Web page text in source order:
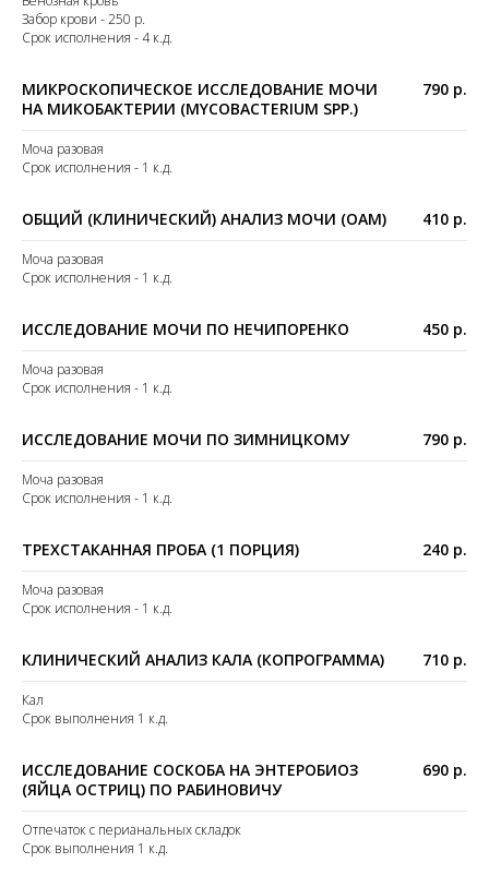
Забор крови - 250 р.
Срок исполнения - 4 к.д.
МИКРОСКОПИЧЕСКОЕ ИССЛЕДОВАНИЕ МОЧИ
НА МИКОБАКТЕРИИ (MYCOBACTERIUM SPP.)
790 р.
Моча разовая
Срок исполнения - 1 к.д.
ОБЩИЙ (КЛИНИЧЕСКИЙ) АНАЛИЗ МОЧИ (ОАМ) 410 р.
Моча разовая
Срок исполнения - 1 к.д.
ИССЛЕДОВАНИЕ МОЧИ ПО НЕЧИПОРЕНКО 450 р.
Моча разовая
Срок исполнения - 1 к.д.
ИССЛЕДОВАНИЕ МОЧИ ПО ЗИМНИЦКОМУ 790 р.
Моча разовая
Срок исполнения - 1 к.д.
ТРЕХСТАКАННАЯ ПРОБА (1 ПОРЦИЯ) 240 р.
Моча разовая
Срок исполнения - 1 к.д.
КЛИНИЧЕСКИЙ АНАЛИЗ КАЛА (КОПРОГРАММА) 710 р.
Кал
Срок выполнения 1 к.д.
ИССЛЕДОВАНИЕ СОСКОБА НА ЭНТЕРОБИОЗ
(ЯЙЦА ОСТРИЦ) ПО РАБИНОВИЧУ
690 р.
Отпечаток с перианальных складок
Срок выполнения 1 к.д.